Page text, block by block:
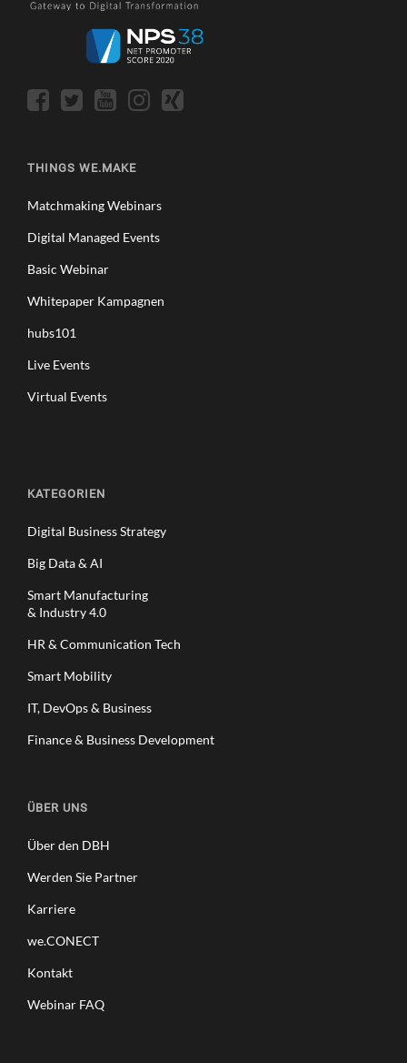
THINGS WE.MAKE
Matchmaking Webinars
Digital Managed Events
Basic Webinar
Whitepaper Kampagnen
hubs101
Live Events
Virtual Events
KATEGORIEN
Digital Business Strategy
Big Data & AI
Smart Manufacturing
& Industry 4.0
HR & Communication Tech
Smart Mobility
IT, DevOps & Business
Finance & Business Development
ÜBER UNS
Über den DBH
Werden Sie Partner
Karriere
we.CONECT
Kontakt
Webinar FAQ